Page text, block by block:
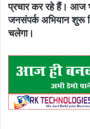
प्रचार कर रहे हैं। आज
जनसंपर्क अभियान शुरू
चलेगा।